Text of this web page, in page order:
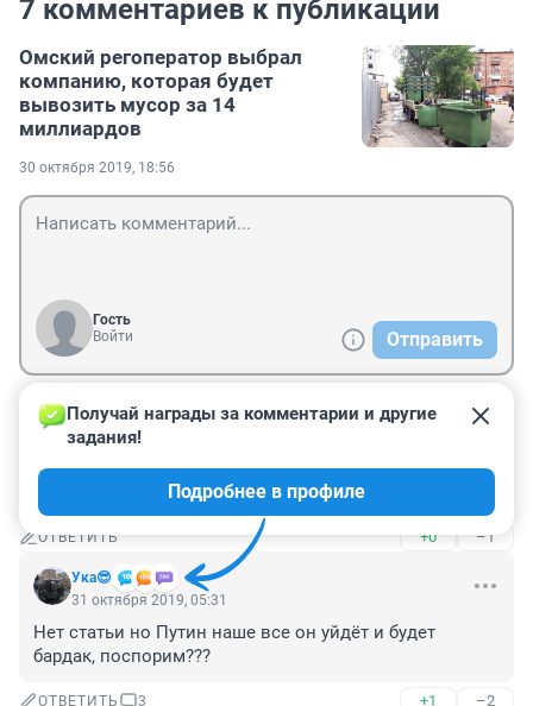
7 комментариев к публикации
Омский регоператор выбрал
компанию, которая будет
вывозить мусор за 14
миллиардов
30 октября 2019, 18:56
Гость
Войти
Отправить
Гость
1 ноября 2019, 22:46
А чего ж свинячите в любимом омске ?даже пакет в
ОТВЕТИТЬ +0 –1
Ука😎
Получай награды за комментарии и другие
задания!
Подробнее в профиле
31 октября 2019, 05:31
Нет статьи но Путин наше все он уйдёт и будет
бардак, поспорим???
ОТВЕТИТЬ 3 +1 –2